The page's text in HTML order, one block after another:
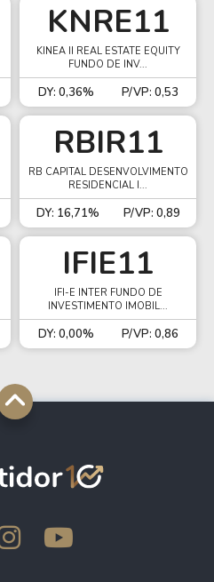
KNRE11
KINEA II REAL ESTATE EQUITY
FUNDO DE INV...
DY: 0,36% P/VP: 0,53
RBIR11
RB CAPITAL DESENVOLVIMENTO
RESIDENCIAL I...
DY: 16,71% P/VP: 0,89
IFIE11
IFI-E INTER FUNDO DE
INVESTIMENTO IMOBIL...
DY: 0,00% P/VP: 0,86